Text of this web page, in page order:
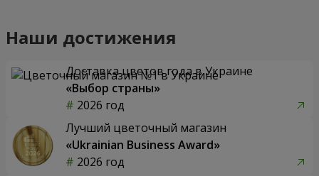
Наши достижения
Доставка цветов года в Украине
«Выбор страны»
2026 год
Лучший цветочный магазин
«Ukrainian Business Award»
2026 год